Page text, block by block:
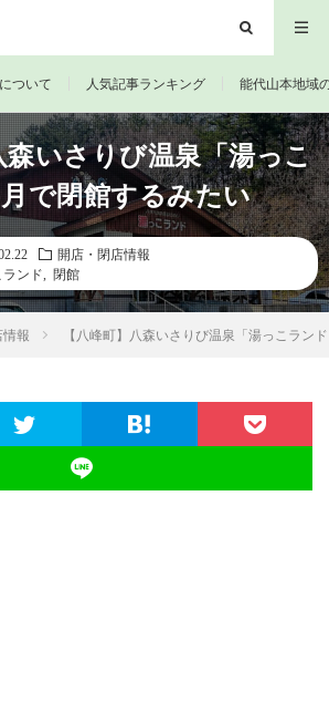
ついて 人気記事ランキング 能代山本地域
森いさりび温泉「湯っこ
で閉館するみたい
開店・閉店情報
ランド 閉館
報 【八峰町】八森いさりび温泉「湯っこラン